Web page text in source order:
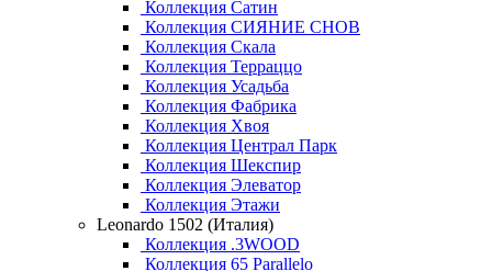
Коллекция Сатин
Коллекция СИЯНИЕ СНОВ
Коллекция Скала
Коллекция Терраццо
Коллекция Усадьба
Коллекция Фабрика
Коллекция Хвоя
Коллекция Централ Парк
Коллекция Шекспир
Коллекция Элеватор
Коллекция Этажи
Leonardo 1502 (Италия)
Коллекция .3WOOD
Коллекция 65 Parallelo